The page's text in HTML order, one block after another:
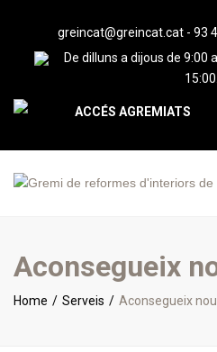
greincat@greincat.cat- 93
De dilluns a dijous de 9:00
15:00.
ACCÉS AGREMIATS
Aconsegueix
Home Serveis Aconsegueix